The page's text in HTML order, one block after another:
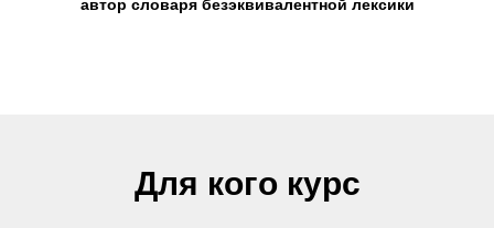
автор словаря безэквивалентной лексики
Для кого курс